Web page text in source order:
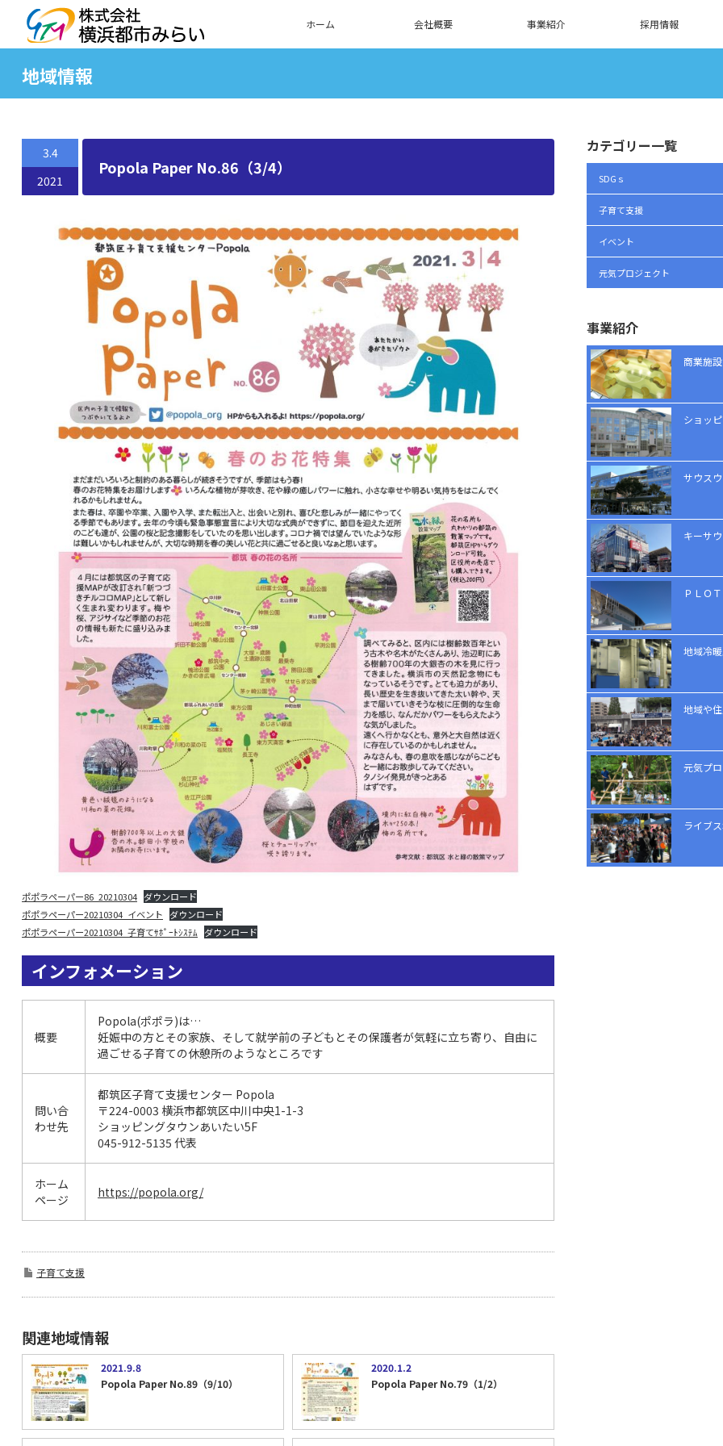
ホーム 会社概要 事業紹介 採用情報
地域情報
3.4
2021
Popola Paper No.86（3/4）
ポポラペーパー86_20210304 ダウンロード
ポポラペーパー20210304_イベント
ダウンロード
ポポラペーパー20210304_子育てｻﾎﾟｰﾄｼｽﾃﾑ ダウンロード
インフォメーション
概要
Popola(ポポラ)は…
妊娠中の方とその家族、そして就学前の子どもとその保護者が気軽に立ち寄り、自由に
過ごせる子育ての休憩所のようなところです
問い合
わせ先
都筑区子育て支援センター Popola
〒224-0003 横浜市都筑区中川中央1-1-3
ショッピングタウンあいたい5F
045-912-5135 代表
ホーム
ページ
https://popola.org/
子育て支援
関連地域情報
2021.9.8
Popola Paper No.89（9/10）
2020.1.2
Popola Paper No.79（1/2）
カテゴリー一覧
SDGｓ
子育て支援
イベント
元気プロジェクト
事業紹介
商業施
ショッ
サウス
キーサ
ＰＬＯ
地域冷
地域や
元気プ
ライブ